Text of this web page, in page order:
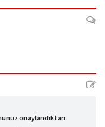
onaylandıktan